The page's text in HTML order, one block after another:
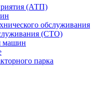
(АТП)
обслуживания
(СТО)
машин
парка